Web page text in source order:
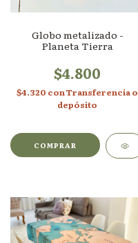
Globo metalizado -
Planeta Tierra
$4.800
$4.320 conTransferencia o
depósito